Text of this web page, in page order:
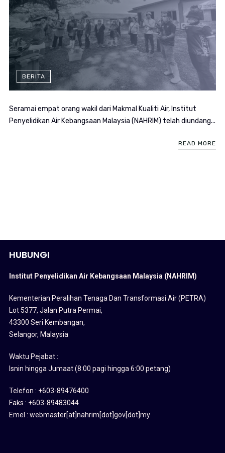
BERITA
Seramai empat orang wakil dari Makmal Kualiti Air, Institut
Penyelidikan Air Kebangsaan Malaysia (NAHRIM) telah diundang...
READ MORE
HUBUNGI
Institut Penyelidikan Air Kebangsaan Malaysia (NAHRIM)
Kementerian Peralihan Tenaga Dan Transformasi Air (PETRA)
Lot 5377, Jalan Putra Permai,
43300 Seri Kembangan,
Selangor, Malaysia
Waktu Pejabat :
Isnin hingga Jumaat (8:00 pagi hingga 6:00 petang)
Telefon : +603-89476400
Faks : +603-89483044
Emel : webmaster[at]nahrim[dot]gov[dot]my